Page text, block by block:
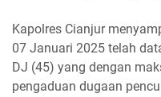
Kapolres Cianjur
07 Januari 2025 telah
DJ (45) yang dengan
pengaduan dugaan